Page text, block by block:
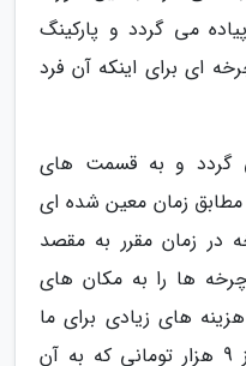
می گردد و پارکینگ
ای برای اینکه آن فرد
گردد و به قسمت های
زمان معین شده ای
در زمان مقرر به مقصد
ها را به مکان های
های زیادی برای ما
دارد که در سنجش عدد بیش از 9 هزار تومانی که به آن